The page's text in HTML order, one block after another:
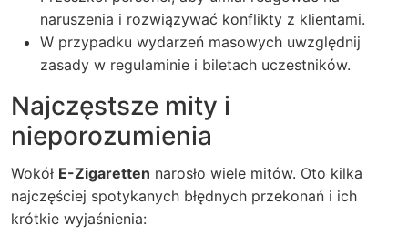
naruszenia i rozwiązywać konflikty z klientami.
W przypadku wydarzeń masowych uwzględnij
zasady w regulaminie i biletach uczestników.
Najczęstsze mity i
nieporozumienia
Wokół E-Zigaretten narosło wiele mitów. Oto kilka
najczęściej spotykanych błędnych przekonań i ich
krótkie wyjaśnienia: